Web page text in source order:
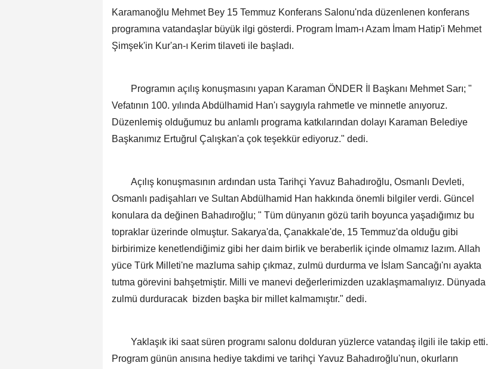
Karamanoğlu Mehmet Bey 15 Temmuz Konferans Salonu'nda düzenlenen konferans
programına vatandaşlar büyük ilgi gösterdi. Program İmam-ı Azam İmam Hatip'i Mehmet
Şimşek'in Kur'an-ı Kerim tilaveti ile başladı.
Programın açılış konuşmasını yapan Karaman ÖNDER İl Başkanı Mehmet Sarı; "
Vefatının 100. yılında Abdülhamid Han'ı saygıyla rahmetle ve minnetle anıyoruz.
Düzenlemiş olduğumuz bu anlamlı programa katkılarından dolayı Karaman Belediye
Başkanımız Ertuğrul Çalışkan'a çok teşekkür ediyoruz." dedi.
Açılış konuşmasının ardından usta Tarihçi Yavuz Bahadıroğlu, Osmanlı Devleti,
Osmanlı padişahları ve Sultan Abdülhamid Han hakkında önemli bilgiler verdi. Güncel
konulara da değinen Bahadıroğlu; " Tüm dünyanın gözü tarih boyunca yaşadığımız bu
topraklar üzerinde olmuştur. Sakarya'da, Çanakkale'de, 15 Temmuz'da olduğu gibi
birbirimize kenetlendiğimiz gibi her daim birlik ve beraberlik içinde olmamız lazım. Allah
yüce Türk Milleti'ne mazluma sahip çıkmaz, zulmü durdurma ve İslam Sancağı'nı ayakta
tutma görevini bahşetmiştir. Milli ve manevi değerlerimizden uzaklaşmamalıyız. Dünyada
zulmü durduracak bizden başka bir millet kalmamıştır." dedi.
Yaklaşık iki saat süren programı salonu dolduran yüzlerce vatandaş ilgili ile takip etti.
Program günün anısına hediye takdimi ve tarihçi Yavuz Bahadıroğlu'nun, okurların